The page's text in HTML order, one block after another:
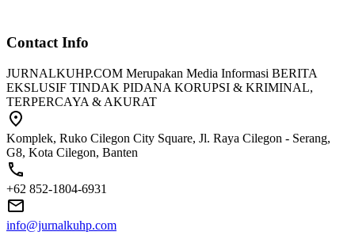
Contact Info
JURNALKUHP.COM Merupakan Media Informasi BERITA
EKSLUSIF TINDAK PIDANA KORUPSI & KRIMINAL,
TERPERCAYA & AKURAT
Komplek, Ruko Cilegon City Square, Jl. Raya Cilegon - Serang,
G8, Kota Cilegon, Banten
+62 852-1804-6931
info@jurnalkuhp.com